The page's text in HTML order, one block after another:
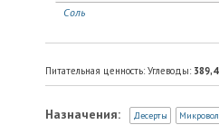
Соль
Питательная ценность: Углеводы: 389,4
Назначения: Десерты